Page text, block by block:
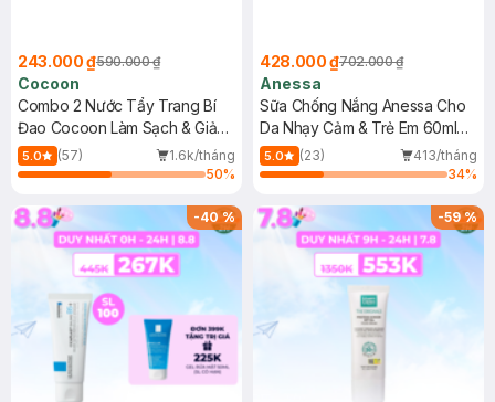
243.000 ₫590.000 ₫
Cocoon
Combo 2 Nước Tẩy Trang Bí
Đao Cocoon Làm Sạch & Giảm
Dầu 500ml
5.0 (57)
1.6k/tháng
50%
428.000 ₫702.000 ₫
Anessa
Sữa Chống Nắng Anessa Cho
Da Nhạy Cảm & Trẻ Em 60ml
(Mới)
5.0 (23)
413/tháng
34%
-40% -59%